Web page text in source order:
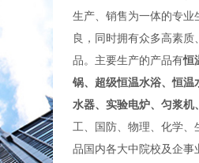
生产、销售为一体的专
良，同时拥有众多高素
品。主要生产的产品有恒
锅、超级恒温水浴、恒
水器、实验电炉、匀浆机
工、国防、物理、化学
品国内各大中院校及企事